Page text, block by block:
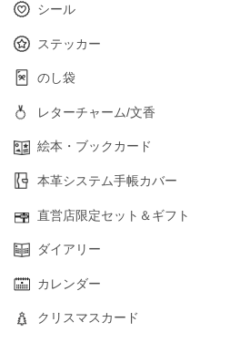
シール
ステッカー
のし袋
レターチャーム/文香
絵本・ブックカード
本革システム手帳カバー
直営店限定セット＆ギフト
ダイアリー
カレンダー
クリスマスカード